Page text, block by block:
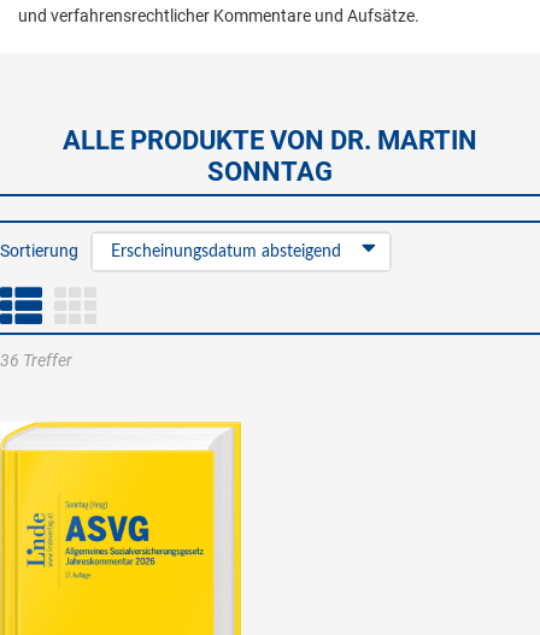
und verfahrensrechtlicher Kommentare und Aufsätze.
ALLE PRODUKTE VON DR. MARTIN
SONNTAG
Sortierung Erscheinungsdatum absteigend
36 Treffer